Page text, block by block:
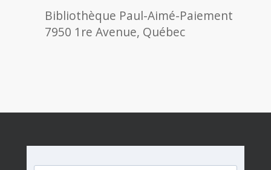
Bibliothèque Paul-Aimé-Paiement
7950 1re Avenue, Québec